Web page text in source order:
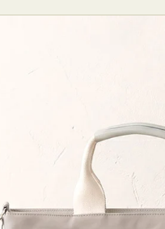
ファッション
ウォレット・革